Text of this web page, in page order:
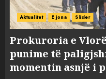
Aktualitet E jona Slider
Prokuroria e
punime të
momentin asnjë i